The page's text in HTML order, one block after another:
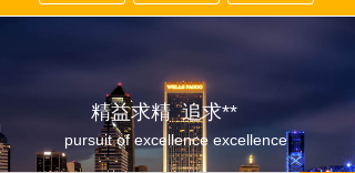
精益求精 追求**
pursuit of excellence excellence